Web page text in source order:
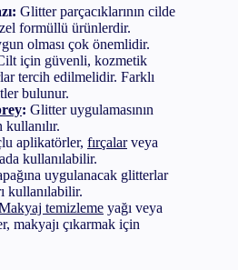
Glitter parçacıklarının cilde
formüllü ürünlerdir.
olması çok önemlidir.
için güvenli, kozmetik
tercih edilmelidir. Farklı
bulunur.
: Glitter uygulamasının
kullanılır.
aplikatörler, fırçalarveya
kullanılabilir.
uygulanacak glitterlar
kullanılabilir.
temizleme yağı veya
makyajı çıkarmak için